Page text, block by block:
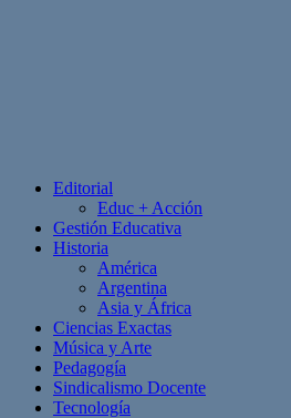
Editorial
Educ + Acción
Gestión Educativa
Historia
América
Argentina
Asia y África
Ciencias Exactas
Música y Arte
Pedagogía
Sindicalismo Docente
Tecnología